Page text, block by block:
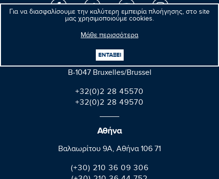
Για να διασφαλίσουμε την καλύτερη εμπειρία πλοήγησης, στο site
μας χρησιμοποιούμε cookies.
Μάθε περισσότερα
ΕΝΤΑΞΕΙ
Βρυξέλλες
Parlement européen Bât. Altiero Spinelli
08E165 60, rue Wiertz / Wiertzstraat 60
B-1047 Bruxelles/Brussel
+32(0)2 28 45570
+32(0)2 28 49570
Αθήνα
Βαλαωρίτου 9A, Aθήνα 106 71
(+30) 210 36 09 306